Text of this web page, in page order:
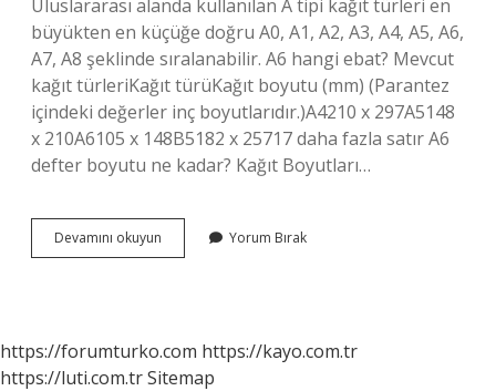
Uluslararası alanda kullanılan A tipi kağıt türleri en
büyükten en küçüğe doğru A0, A1, A2, A3, A4, A5, A6,
A7, A8 şeklinde sıralanabilir. A6 hangi ebat? Mevcut
kağıt türleriKağıt türüKağıt boyutu (mm) (Parantez
içindeki değerler inç boyutlarıdır.)A4210 x 297A5148
x 210A6105 x 148B5182 x 25717 daha fazla satır A6
defter boyutu ne kadar? Kağıt Boyutları…
Devamını okuyun
Ölçüsü
Yorum Bırak
https://forumturko.com https://kayo.com.tr
https://luti.com.trSitemap